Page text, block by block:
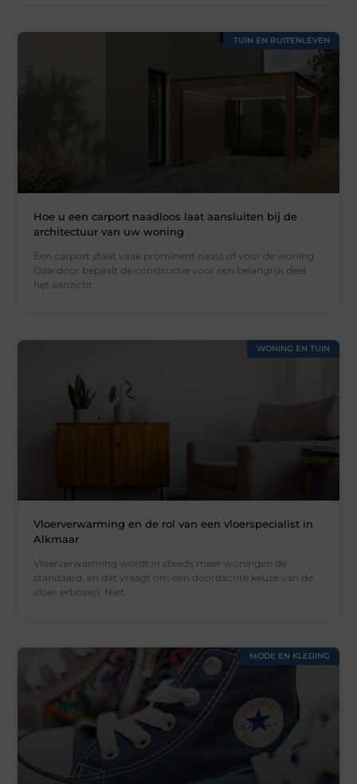
TUIN EN BUITENLEVEN
Hoe u een carport naadloos laat aansluiten bij de
architectuur van uw woning
Een carport staat vaak prominent naast of voor de woning.
Daardoor bepaalt de constructie voor een belangrijk deel
het aanzicht
WONING EN TUIN
Vloerverwarming en de rol van een vloerspecialist in
Alkmaar
Vloerverwarming wordt in steeds meer woningen de
standaard, en dat vraagt om een doordachte keuze van de
vloer erboven. Niet
MODE EN KLEDING